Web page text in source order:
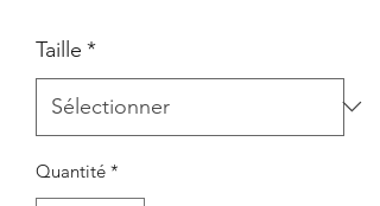
Taille *
Quantité *